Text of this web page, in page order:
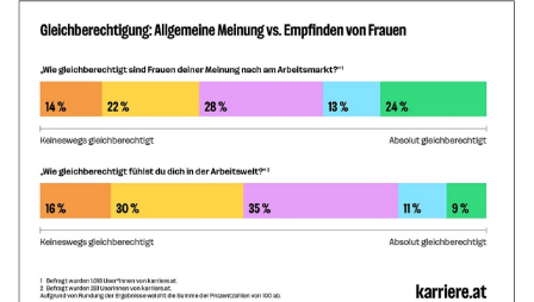
Bundesdenkmalamt
Calle Libre
DDB Wien
Enkeltaugliches Österreich
Gillette